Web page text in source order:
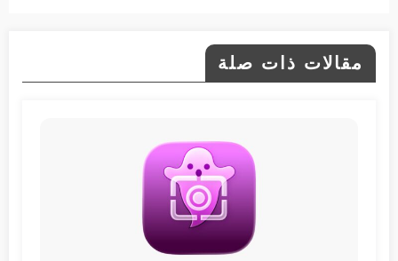
مقالات ذات صلة